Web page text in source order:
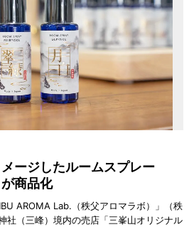
ージしたルームスプレー
が商品化
AROMA Lab.（秩父アロマラボ）」（秩
社（三峰）境内の売店「三峯山オリジナル